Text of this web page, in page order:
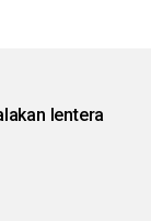
lentera